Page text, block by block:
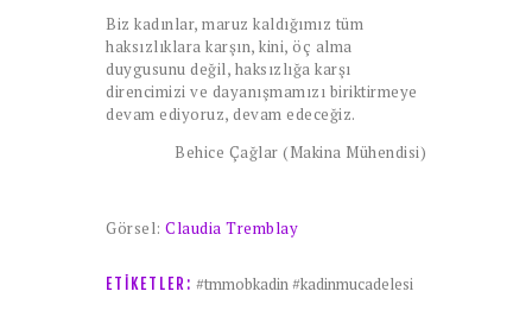
Biz kadınlar, maruz kaldığımız tüm
haksızlıklara karşın, kini, öç alma
duygusunu değil, haksızlığa karşı
direncimizi ve dayanışmamızı biriktirmeye
devam ediyoruz, devam edeceğiz.
Behice Çağlar (Makina Mühendisi)
Görsel: Claudia Tremblay
ETIKETLER: #tmmobkadin #kadinmucadelesi